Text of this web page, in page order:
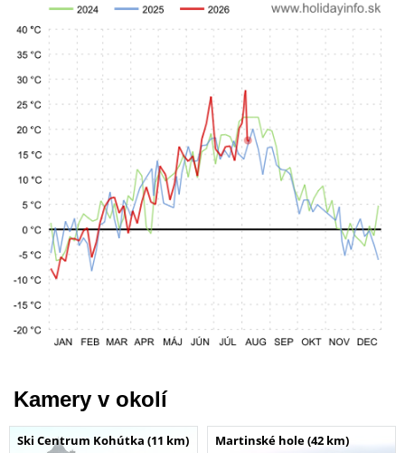
Kamery v okolí
Ski Centrum Kohútka (11 km) Martinské hole (42 km)